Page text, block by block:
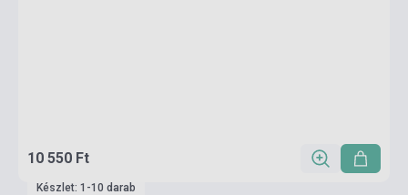
10 550 Ft
Készlet: 1-10 darab